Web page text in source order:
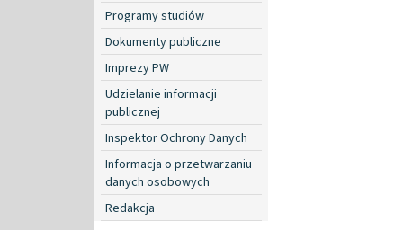
Programy studiów
Dokumenty publiczne
Imprezy PW
Udzielanie informacji
publicznej
Inspektor Ochrony Danych
Informacja o przetwarzaniu
danych osobowych
Redakcja